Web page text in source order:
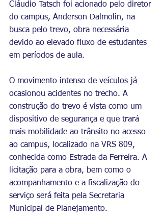
Cláudio Tatsch foi acionado pelo diretor
do campus, Anderson Dalmolin, na
busca pelo trevo, obra necessária
devido ao elevado fluxo de estudantes
em períodos de aula.
O movimento intenso de veículos já
ocasionou acidentes no trecho. A
construção do trevo é vista como um
dispositivo de segurança e que trará
mais mobilidade ao trânsito no acesso
ao campus, localizado na VRS 809,
conhecida como Estrada da Ferreira. A
licitação para a obra, bem como o
acompanhamento e a fiscalização do
serviço será feita pela Secretaria
Municipal de Planejamento.